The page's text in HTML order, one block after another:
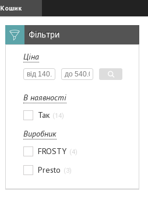
Кошик
Фільтри
Ціна
В наявності
Так
14
Виробник
FROSTY
4
Presto 3